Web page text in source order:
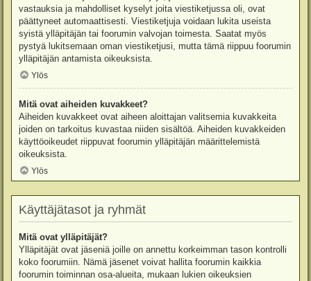
vastauksia ja mahdolliset kyselyt joita viestiketjussa oli, ovat
päättyneet automaattisesti. Viestiketjuja voidaan lukita useista
syistä ylläpitäjän tai foorumin valvojan toimesta. Saatat myös
pystyä lukitsemaan oman viestiketjusi, mutta tämä riippuu foorumin
ylläpitäjän antamista oikeuksista.
Ylös
Mitä ovat aiheiden kuvakkeet?
Aiheiden kuvakkeet ovat aiheen aloittajan valitsemia kuvakkeita
joiden on tarkoitus kuvastaa niiden sisältöä. Aiheiden kuvakkeiden
käyttöoikeudet riippuvat foorumin ylläpitäjän määrittelemistä
oikeuksista.
Ylös
Käyttäjätasot ja ryhmät
Mitä ovat ylläpitäjät?
Ylläpitäjät ovat jäseniä joille on annettu korkeimman tason kontrolli
koko foorumiin. Nämä jäsenet voivat hallita foorumin kaikkia
foorumin toiminnan osa-alueita, mukaan lukien oikeuksien